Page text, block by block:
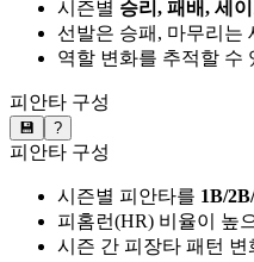
시즌별 승리, 패배, 세
선발은 승패, 마무리는
역할 변화를 추적할 수
피안타 구성
💾 ?
피안타 구성
시즌별 피안타를 1B/
피홈런(HR) 비율이 높
시즌 간 피장타 패턴 변